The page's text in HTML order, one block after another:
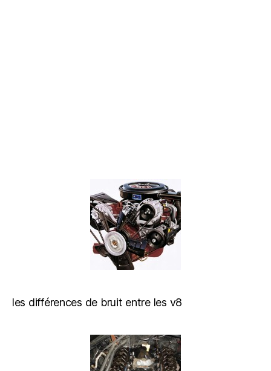
les différences de bruit entre les v8